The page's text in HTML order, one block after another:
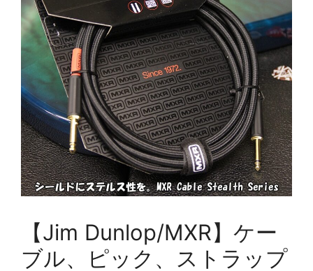
【Jim Dunlop/MXR】ケー
ブル、ピック、ストラップ